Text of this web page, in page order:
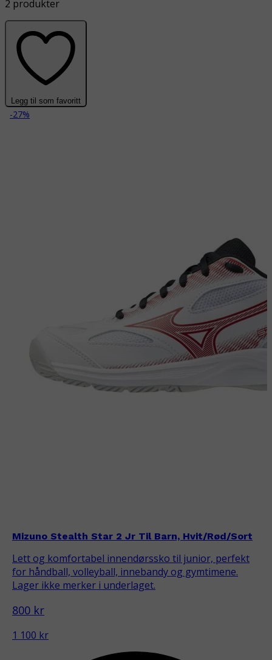
2 produkter
Legg til som favoritt
-27%
Mizuno Stealth Star 2 Jr Til Barn, Hvit/Rød/Sort
Lett og komfortabel innendørssko til junior, perfekt
for håndball, volleyball, innebandy og gymtimene.
Lager ikke merker i underlaget.
800 kr
1 100 kr